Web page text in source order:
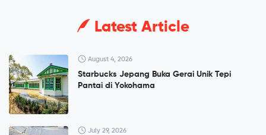
Latest Article
August 4, 2026
Starbucks Jepang Buka Gerai Unik Tepi
Pantai di Yokohama
July 29, 2026